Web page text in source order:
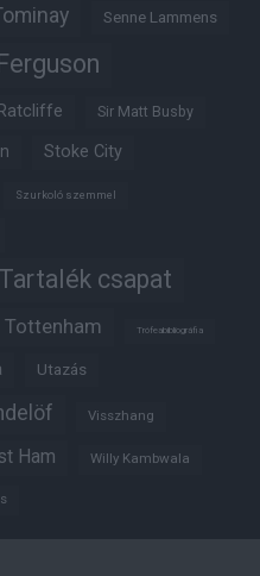
Senne Lammens
Sir Matt Busby
Stoke City
Szurkoló szemmel
Tartalék csapat
Tottenham Trófeabibliográfia
Utazás
Visszhang
Ham Willy Kambwala